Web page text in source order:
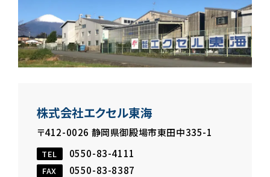
株式会社エクセル東海
〒412-0026 静岡県御殿場市東田中335-1
TEL 0550-83-4111
FAX 0550-83-8387